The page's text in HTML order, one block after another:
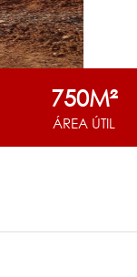
750M²
ÁREA ÚTIL